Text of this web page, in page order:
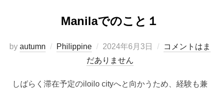
Manilaでのこと１
by autumn Philippine
投
稿
2024年6月3日
コメントはま
だありません
しばらく滞在予定のiloilo cityへと向かうため、経験も兼